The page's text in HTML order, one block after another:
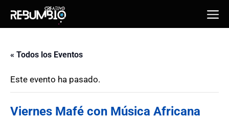
contenido
« Todos los Eventos
Este evento ha pasado.
Viernes Mafé con Música Africana